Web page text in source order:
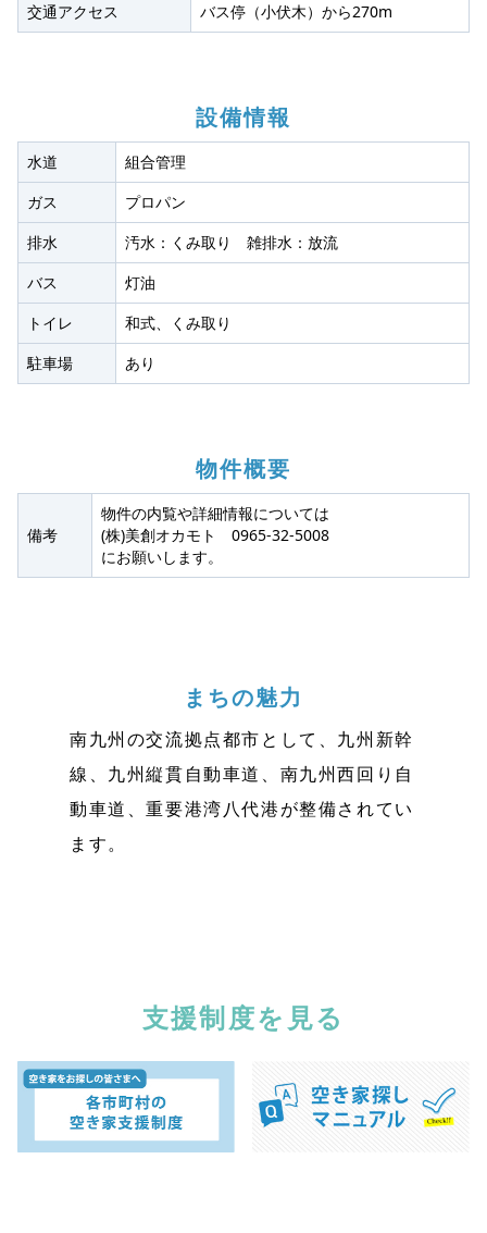
交通アクセス
バス停（小伏木）から270m
設備情報
水道
組合管理
ガス
プロパン
排水
汚水：くみ取り 雑排水：放流
バス
灯油
トイレ
和式、くみ取り
駐車場
あり
物件概要
備考
物件の内覧や詳細情報については
(株)美創オカモト 0965-32-5008
にお願いします。
まちの魅力
南九州の交流拠点都市として、九州新幹
線、九州縦貫自動車道、南九州西回り自
動車道、重要港湾八代港が整備されてい
ます。
支援制度を見る